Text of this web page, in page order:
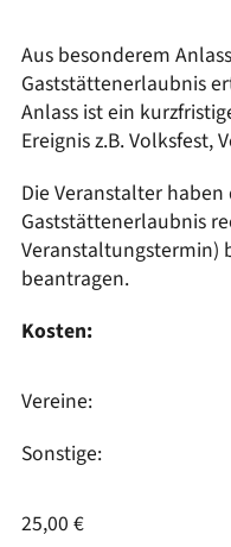
Aus besonderem
Gaststättenerlaubnis
Anlass ist ein
Ereignis z.B. Volksfest,
Die Veranstalter
Gaststättenerlaubnis
Veranstaltungstermin)
beantragen.
Kosten:
Vereine:
Sonstige:
25,00 €